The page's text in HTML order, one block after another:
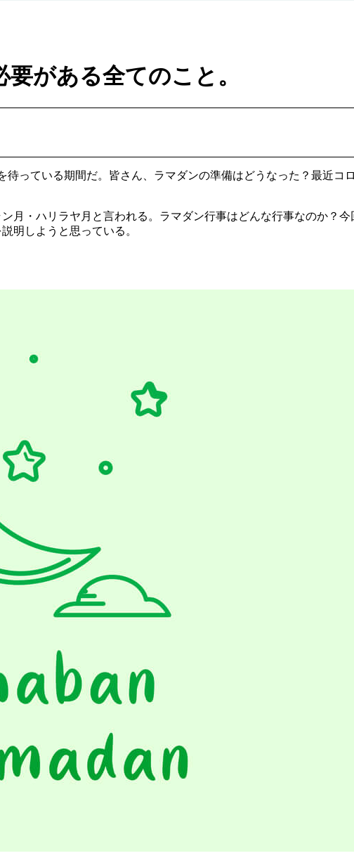
がある全てのこと。
っている期間だ。皆さん、ラマダンの準備はどうなった？最近コ
月・ハリラヤ月と言われる。ラマダン行事はどんな行事なのか？
明しようと思っている。